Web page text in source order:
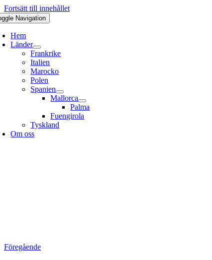
Fortsätt till innehållet
Navigation
Hem
Länder
Frankrike
Italien
Marocko
Polen
Spanien
Mallorca
Palma
Fuengirola
Tyskland
Om oss
Föregående